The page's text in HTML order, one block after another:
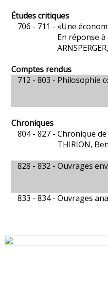
Études critiques
706 - 711 - «Une
En réponse
Comptes rendus
712 - 803 - Philosophie
Chroniques
804 - 827 - Chronique
THIRION,
828 - 832 - Ouvrages
833 - 834 - Ouvrages